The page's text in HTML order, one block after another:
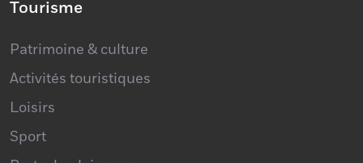
Activités touristiques
Loisirs
Sport
Ports de plaisance